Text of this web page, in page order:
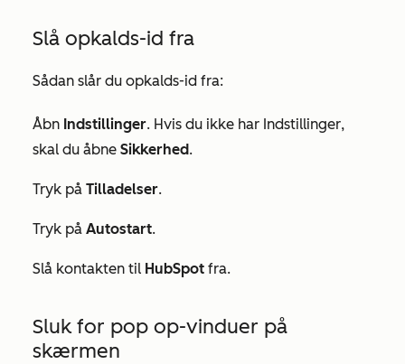
Slå opkalds-id fra
Sådan slår du opkalds-id fra:
Åbn Indstillinger. Hvis du ikke har Indstillinger,
skal du åbne Sikkerhed.
Tryk på Tilladelser.
Tryk på Autostart.
Slå kontakten til HubSpot fra.
Sluk for pop op-vinduer på
skærmen